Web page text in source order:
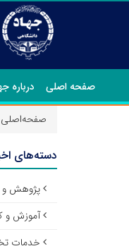
صفحه اصلی درباره
صفحه‌اصلی
دسته‌های
پژوهش و
آموزش و
خدمات